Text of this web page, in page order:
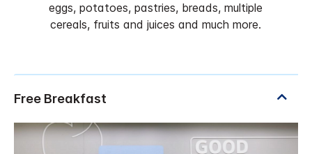
eggs, potatoes, pastries, breads, multiple
cereals, fruits and juices and much more.